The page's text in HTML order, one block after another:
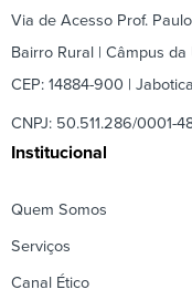
Via de Acesso Prof.
Bairro Rural | Câmpus da
CEP: 14884-900 |
CNPJ: 50.511.286/0001-
Institucional
Quem Somos
Serviços
Canal Ético